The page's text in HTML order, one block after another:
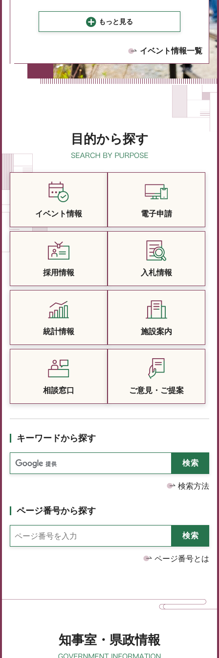
もっと見る
イベント情報一覧
目的から探す
イベント情報 電子申請
採用情報 入札情報
統計情報 施設案内
相談窓口 ご意見・ご提案
キーワードから探す
検索方法
ページ番号から探す
ページ番号とは
知事室・県政情報